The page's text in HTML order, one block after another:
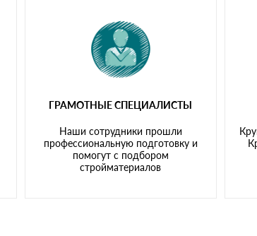
ГРАМОТНЫЕ СПЕЦИАЛИСТЫ
Наши сотрудники прошли
профессиональную подготовку и
помогут с подбором
стройматериалов